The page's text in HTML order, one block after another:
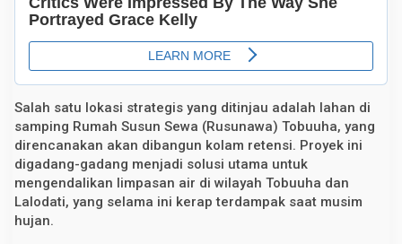
e
k
R
i
s
k
o
B
n
j
i
r
Salah satu lokasi strategis yang ditinjau adalah lahan di
samping Rumah Susun Sewa (Rusunawa) Tobuuha, yang
direncanakan akan dibangun kolam retensi. Proyek ini
digadang-gadang menjadi solusi utama untuk
mengendalikan limpasan air di wilayah Tobuuha dan
Lalodati, yang selama ini kerap terdampak saat musim
hujan.